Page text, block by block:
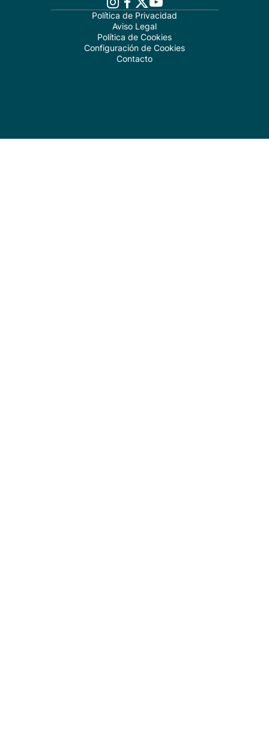
Política de Privacidad
Aviso Legal
Política de Cookies
Configuración de Cookies
Contacto